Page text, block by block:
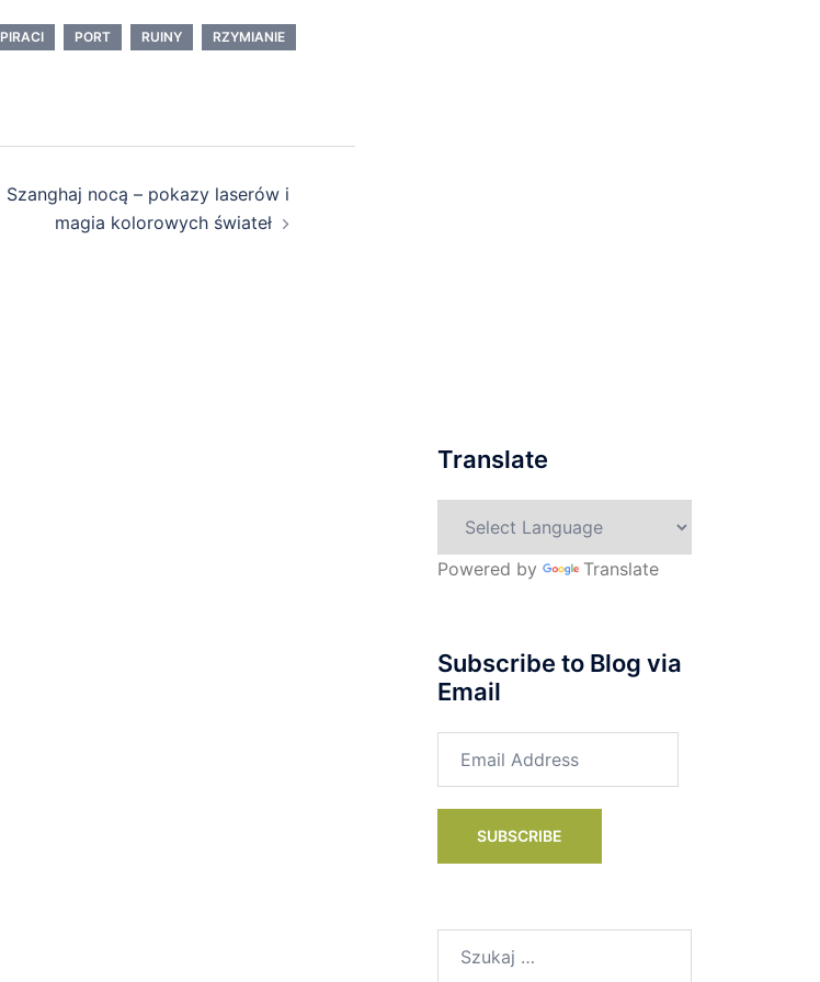
PIRACI PORT RUINY
RZYMIANIE
Szanghaj nocą – pokazy laserów i
magia kolorowych świateł
Translate
Powered by Translate
Subscribe to Blog via
Email
Address
SUBSCRIBE